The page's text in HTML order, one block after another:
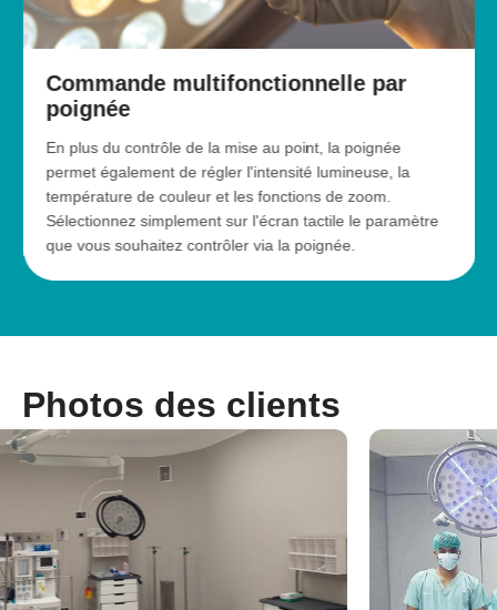
Commande multifonctionnelle par
poignée
En plus du contrôle de la mise au point, la poignée
permet également de régler l'intensité lumineuse, la
température de couleur et les fonctions de zoom.
Sélectionnez simplement sur l'écran tactile le paramètre
que vous souhaitez contrôler via la poignée.
Photos des clients